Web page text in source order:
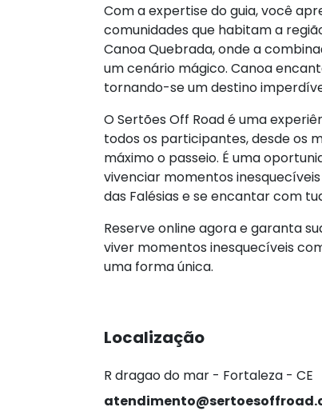
Com a expertise do guia, você
comunidades que habitam a
Canoa Quebrada, onde a
um cenário mágico. Canoa
tornando-se um destino
O Sertões Off Road é uma
todos os participantes, desde os
máximo o passeio. É uma
vivenciar momentos
das Falésias e se encantar com
Reserve online agora e garanta
viver momentos inesquecíveis
uma forma única.
Localização
R dragao do mar - Fortaleza - CE